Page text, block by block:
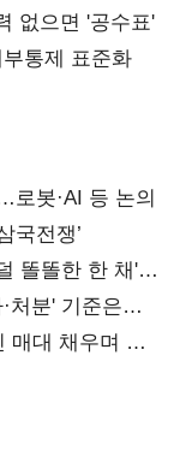
없으면 '공수표'
통제 표준화
로봇·AI 등 논의
국전쟁’
똘똘한 한 채'
처분' 기준은
매대 채우며 문